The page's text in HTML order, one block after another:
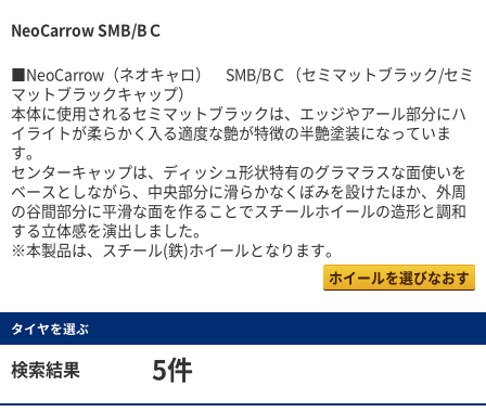
NeoCarrow SMB/BＣ
■NeoCarrow（ネオキャロ） SMB/BＣ（セミマットブラック/セミ
マットブラックキャップ）
本体に使用されるセミマットブラックは、エッジやアール部分にハ
イライトが柔らかく入る適度な艶が特徴の半艶塗装になっていま
す。
センターキャップは、ディッシュ形状特有のグラマラスな面使いを
ベースとしながら、中央部分に滑らかなくぼみを設けたほか、外周
の谷間部分に平滑な面を作ることでスチールホイールの造形と調和
する立体感を演出しました。
※本製品は、スチール(鉄)ホイールとなります。
ホイールを選びなおす
タイヤを選ぶ
検索結果 5件